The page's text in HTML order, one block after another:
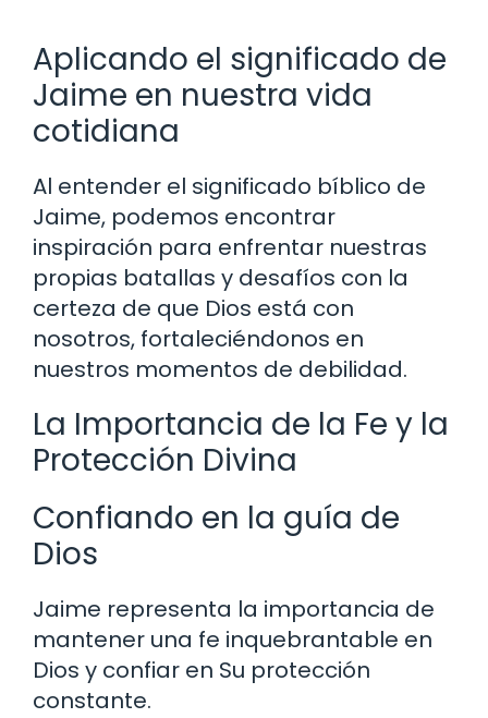
Aplicando el significado de
Jaime en nuestra vida
cotidiana
Al entender el significado bíblico de
Jaime, podemos encontrar
inspiración para enfrentar nuestras
propias batallas y desafíos con la
certeza de que Dios está con
nosotros, fortaleciéndonos en
nuestros momentos de debilidad.
La Importancia de la Fe y la
Protección Divina
Confiando en la guía de
Dios
Jaime representa la importancia de
mantener una fe inquebrantable en
Dios y confiar en Su protección
constante.